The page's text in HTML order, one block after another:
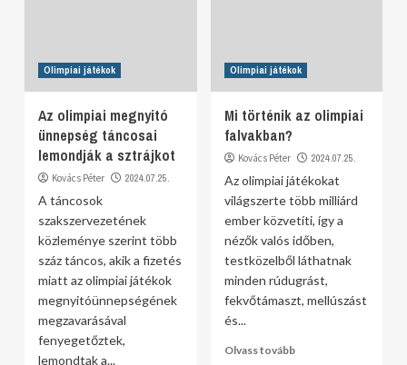
Olimpiai játékok
Az olimpiai megnyitó
ünnepség táncosai
lemondják a sztrájkot
Kovács Péter 2024.07.25.
A táncosok
szakszervezetének
közleménye szerint több
száz táncos, akik a fizetés
miatt az olimpiai játékok
megnyitóünnepségének
megzavarásával
fenyegetőztek,
lemondtak a...
Olimpiai játékok
Mi történik az olimpiai
falvakban?
Kovács Péter 2024.07.25.
Az olimpiai játékokat
világszerte több milliárd
ember közvetíti, így a
nézők valós időben,
testközelből láthatnak
minden rúdugrást,
fekvőtámaszt, mellúszást
és...
Olvass tovább